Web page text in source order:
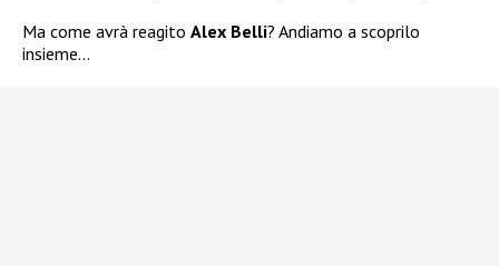
Ma come avrà reagito Alex Belli? Andiamo a scoprilo
insieme…